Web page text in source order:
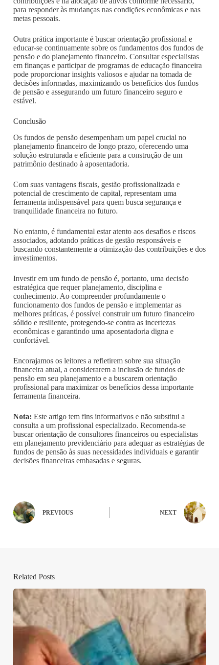
para responder às mudanças nas condições econômicas e nas
metas pessoais.
Outra prática importante é buscar orientação profissional e
educar-se continuamente sobre os fundamentos dos fundos de
pensão e do planejamento financeiro. Consultar especialistas
em finanças e participar de programas de educação financeira
pode proporcionar insights valiosos e ajudar na tomada de
decisões informadas, maximizando os benefícios dos fundos
de pensão e assegurando um futuro financeiro seguro e
estável.
Conclusão
Os fundos de pensão desempenham um papel crucial no
planejamento financeiro de longo prazo, oferecendo uma
solução estruturada e eficiente para a construção de um
patrimônio destinado à aposentadoria.
Com suas vantagens fiscais, gestão profissionalizada e
potencial de crescimento de capital, representam uma
ferramenta indispensável para quem busca segurança e
tranquilidade financeira no futuro.
No entanto, é fundamental estar atento aos desafios e riscos
associados, adotando práticas de gestão responsáveis e
buscando constantemente a otimização das contribuições e dos
investimentos.
Investir em um fundo de pensão é, portanto, uma decisão
estratégica que requer planejamento, disciplina e
conhecimento. Ao compreender profundamente o
funcionamento dos fundos de pensão e implementar as
melhores práticas, é possível construir um futuro financeiro
sólido e resiliente, protegendo-se contra as incertezas
econômicas e garantindo uma aposentadoria digna e
confortável.
Encorajamos os leitores a refletirem sobre sua situação
financeira atual, a considerarem a inclusão de fundos de
pensão em seu planejamento e a buscarem orientação
profissional para maximizar os benefícios dessa importante
ferramenta financeira.
Nota: Este artigo tem fins informativos e não substitui a
consulta a um profissional especializado. Recomenda-se
buscar orientação de consultores financeiros ou especialistas
em planejamento previdenciário para adequar as estratégias de
fundos de pensão às suas necessidades individuais e garantir
decisões financeiras embasadas e seguras.
PREVIOUS NEXT
Related Posts